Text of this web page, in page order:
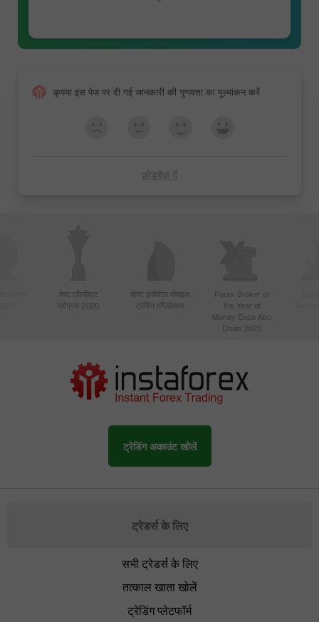
रियल स्कैलपिंग
कृपया इस पेज पर दी गई जानकारी की गुणवत्ता का मूल्यांकन करें
फ़ीडबैक दें
बेस्ट एफिलिएट
प्रोग्राम 2020
मोस्ट इनोवेटिव मोबाइल
ट्रेडिंग एप्लिकेशन
Forex Broker of
the Year at
Money Expo Abu
Dhabi 2025
ट्रेडिंग अकाउंट खोलें
ट्रेडर्स के लिए
सभी ट्रेडर्स के लिए
तत्काल खाता खोलें
ट्रेडिंग प्लेटफॉर्म